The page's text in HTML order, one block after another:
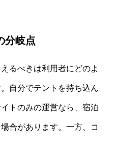
分岐点
るべきは利用者にどのよ
自分でテントを持ち込ん
トのみの運営なら、宿泊
合があります。一方、コ